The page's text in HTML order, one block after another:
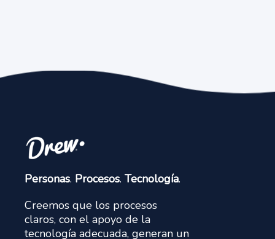
Personas. Procesos. Tecnología.
Creemos que los procesos
claros, con el apoyo de la
tecnología adecuada, generan un